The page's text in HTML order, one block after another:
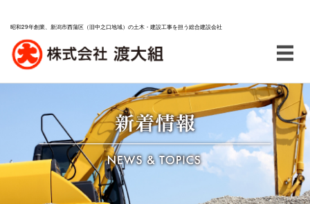
昭和29年創業、新潟市西蒲区（旧中之口地域）の土木・建設工事を担う総合建設会社